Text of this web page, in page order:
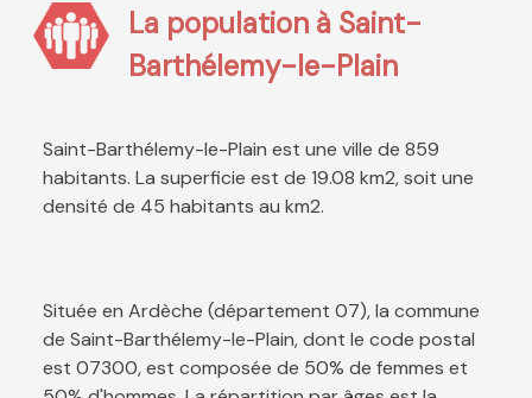
La population à Saint-
Barthélemy-le-Plain
Saint-Barthélemy-le-Plain est une ville de 859
habitants. La superficie est de 19.08 km2, soit une
densité de 45 habitants au km2.
Située en Ardèche (département 07), la commune
de Saint-Barthélemy-le-Plain, dont le code postal
est 07300, est composée de 50% de femmes et